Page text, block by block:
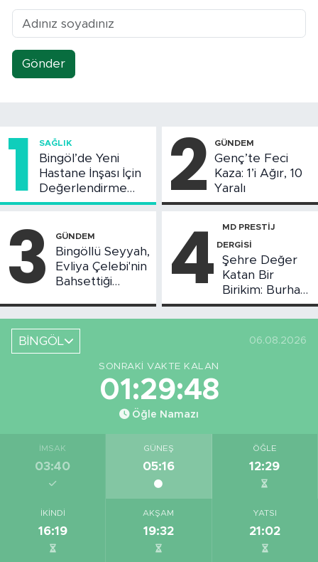
Gönder
1 SAĞLIK
Bingöl’de Yeni
Hastane İnşası İçin
Değerlendirme
Toplantısı Yapıldı
2 GÜNDEM
Genç’te Feci
Kaza: 1’i Ağır, 10
Yaralı
3 GÜNDEM
Bingöllü Seyyah,
Evliya Çelebi'nin
Bahsettiği
4 MD PRESTİJ
DERGİSİ
Şehre Değer
Katan Bir
Birikim: Burhan
Arıkız
BİNGÖL 06.08.2026
SONRAKI VAKTE KALAN
01:29:47
Öğle Namazı
İMSAK
03:40
GÜNEŞ
05:16
ÖĞLE
12:29
İKINDI
16:19
AKŞAM
19:32
YATSI
21:02